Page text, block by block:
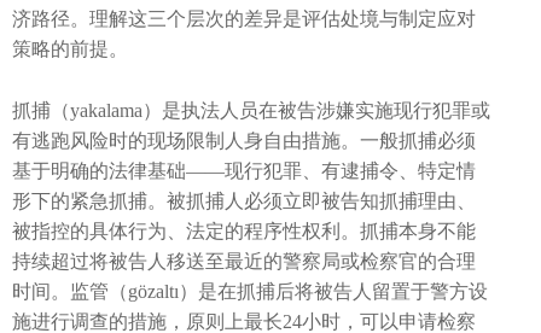
济路径。理解这三个层次的差异是评估处境与制定应对
策略的前提。
抓捕（yakalama）是执法人员在被告涉嫌实施现行犯罪或
有逃跑风险时的现场限制人身自由措施。一般抓捕必须
基于明确的法律基础——现行犯罪、有逮捕令、特定情
形下的紧急抓捕。被抓捕人必须立即被告知抓捕理由、
被指控的具体行为、法定的程序性权利。抓捕本身不能
持续超过将被告人移送至最近的警察局或检察官的合理
时间。监管（gözaltı）是在抓捕后将被告人留置于警方设
施进行调查的措施，原则上最长24小时，可以申请检察